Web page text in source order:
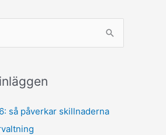
så påverkar skillnaderna